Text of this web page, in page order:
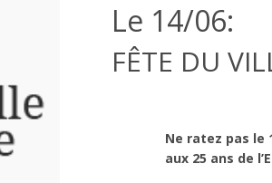
Le 14/06:
FÊTE DU
Ne ratez pas
aux 25 ans de